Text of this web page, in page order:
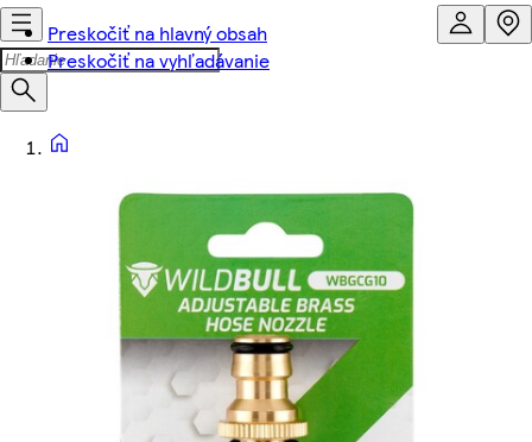
Preskočiť na hlavný obsah
Preskočiť na vyhľadávanie